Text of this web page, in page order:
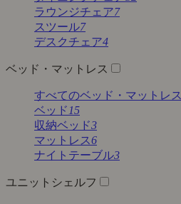
ラウンジチェア7
スツール7
デスクチェア4
ベッド・マットレス
すべてのベッド・マットレス
ベッド 15
収納ベッド3
マットレス6
ナイトテーブル3
ユニットシェルフ